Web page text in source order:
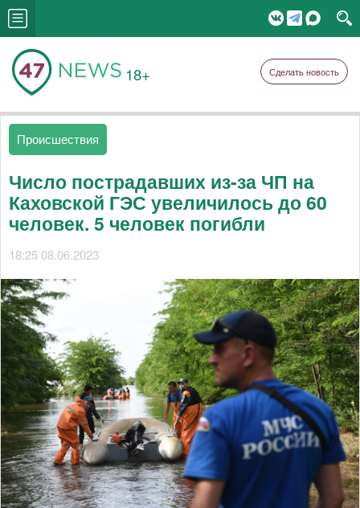
18+ Сделать новость
Происшествия
Число пострадавших из-за ЧП на
Каховской ГЭС увеличилось до 60
человек. 5 человек погибли
18:25 08.06.2023